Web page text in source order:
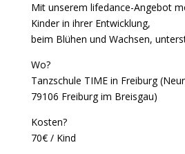
Mit unserem lifedance-Angebot
Kinder in ihrer Entwicklung,
beim Blühen und Wachsen,
Wo?
Tanzschule TIME in Freiburg
79106 Freiburg im Breisgau)
Kosten?
70€ / Kind